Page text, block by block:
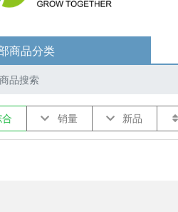
商品分类
商品搜索
销量 新品